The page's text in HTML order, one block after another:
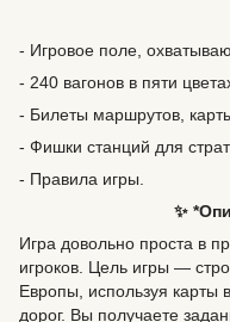
- Игровое поле,
- 240 вагонов в пяти
- Билеты маршрутов,
- Фишки станций для
- Правила игры.
✨
Игра довольно проста в
игроков. Цель игры —
Европы, используя карты
дорог. Вы получаете